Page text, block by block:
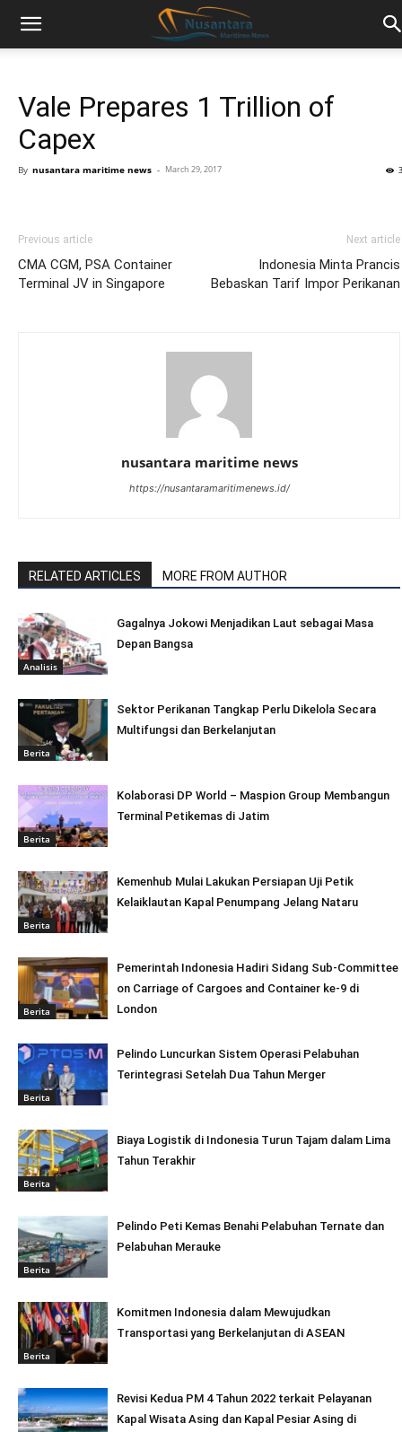
Vale Prepares 1 Trillion of
Capex
By nusantara maritime news - March 29, 2017
Previous article
CMA CGM, PSA Container
Terminal JV in Singapore
Next article
Indonesia Minta Prancis
Bebaskan Tarif Impor Perikanan
nusantara maritime news
https://nusantaramaritimenews.id/
RELATED ARTICLES MORE FROM AUTHOR
Analisis
Gagalnya Jokowi Menjadikan Laut sebagai Masa
Depan Bangsa
Berita
Sektor Perikanan Tangkap Perlu Dikelola Secara
Multifungsi dan Berkelanjutan
Berita
Kolaborasi DP World – Maspion Group Membangun
Terminal Petikemas di Jatim
Berita
Kemenhub Mulai Lakukan Persiapan Uji Petik
Kelaiklautan Kapal Penumpang Jelang Nataru
Berita
Pemerintah Indonesia Hadiri Sidang Sub-Committee
on Carriage of Cargoes and Container ke-9 di
London
Berita
Pelindo Luncurkan Sistem Operasi Pelabuhan
Terintegrasi Setelah Dua Tahun Merger
Berita
Biaya Logistik di Indonesia Turun Tajam dalam Lima
Tahun Terakhir
Berita
Pelindo Peti Kemas Benahi Pelabuhan Ternate dan
Pelabuhan Merauke
Berita
Komitmen Indonesia dalam Mewujudkan
Transportasi yang Berkelanjutan di ASEAN
Revisi Kedua PM 4 Tahun 2022 terkait Pelayanan
Kapal Wisata Asing dan Kapal Pesiar Asing di